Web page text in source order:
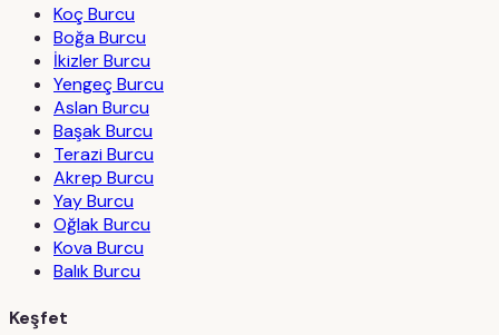
Koç Burcu
Boğa Burcu
İkizler Burcu
Yengeç Burcu
Aslan Burcu
Başak Burcu
Terazi Burcu
Akrep Burcu
Yay Burcu
Oğlak Burcu
Kova Burcu
Balık Burcu
Keşfet